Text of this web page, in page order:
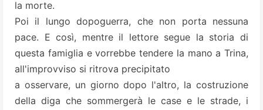
la morte.
Poi il lungo dopoguerra, che non porta nessuna
pace. E così, mentre il lettore segue la storia di
questa famiglia e vorrebbe tendere la mano a Trina,
all'improvviso si ritrova precipitato
a osservare, un giorno dopo l'altro, la costruzione
della diga che sommergerà le case e le strade, i